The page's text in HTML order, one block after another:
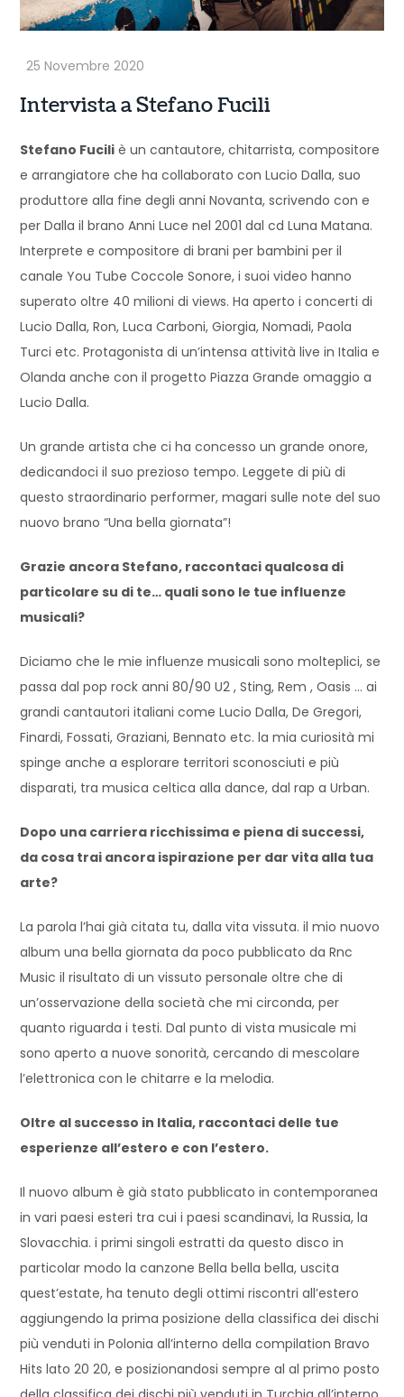
Intervista a Stefano Fucili
Stefano Fucili è un cantautore, chitarrista, compositore
e arrangiatore che ha collaborato con Lucio Dalla, suo
produttore alla fine degli anni Novanta, scrivendo con e
per Dalla il brano Anni Luce nel 2001 dal cd Luna Matana.
Interprete e compositore di brani per bambini per il
canale You Tube Coccole Sonore, i suoi video hanno
superato oltre 40 milioni di views. Ha aperto i concerti di
Lucio Dalla, Ron, Luca Carboni, Giorgia, Nomadi, Paola
Turci etc. Protagonista di un’intensa attività live in Italia e
Olanda anche con il progetto Piazza Grande omaggio a
Lucio Dalla.
Un grande artista che ci ha concesso un grande onore,
dedicandoci il suo prezioso tempo. Leggete di più di
questo straordinario performer, magari sulle note del suo
nuovo brano “Una bella giornata”!
Grazie ancora Stefano, raccontaci qualcosa di
particolare su di te… quali sono le tue influenze
musicali?
Diciamo che le mie influenze musicali sono molteplici, se
passa dal pop rock anni 80/90 U2 , Sting, Rem , Oasis … ai
grandi cantautori italiani come Lucio Dalla, De Gregori,
Finardi, Fossati, Graziani, Bennato etc. la mia curiosità mi
spinge anche a esplorare territori sconosciuti e più
disparati, tra musica celtica alla dance, dal rap a Urban.
Dopo una carriera ricchissima e piena di successi,
da cosa trai ancora ispirazione per dar vita alla tua
arte?
La parola l’hai già citata tu, dalla vita vissuta. il mio nuovo
album una bella giornata da poco pubblicato da Rnc
Music il risultato di un vissuto personale oltre che di
un’osservazione della società che mi circonda, per
quanto riguarda i testi. Dal punto di vista musicale mi
sono aperto a nuove sonorità, cercando di mescolare
l’elettronica con le chitarre e la melodia.
Oltre al successo in Italia, raccontaci delle tue
esperienze all’estero e con l’estero.
Il nuovo album è già stato pubblicato in contemporanea
in vari paesi esteri tra cui i paesi scandinavi, la Russia, la
Slovacchia. i primi singoli estratti da questo disco in
particolar modo la canzone Bella bella bella, uscita
quest’estate, ha tenuto degli ottimi riscontri all’estero
aggiungendo la prima posizione della classifica dei dischi
più venduti in Polonia all’interno della compilation Bravo
Hits lato 20 20, e posizionandosi sempre al al primo posto